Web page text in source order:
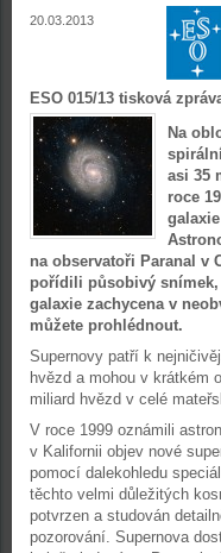
20.03.2013
ESO 015/13 tisková
Na
asi 35
roce
na observatoři Paranal v
pořídili působivý
galaxie zachycena v
můžete prohlédnout.
Supernovy patří k
hvězd a mohou v krátkém
miliard hvězd v celé
V roce 1999 oznámili
v Kalifornii objev nové
pomocí dalekohledu
těchto velmi důležitých
potvrzen a studován
pozorování. Supernova